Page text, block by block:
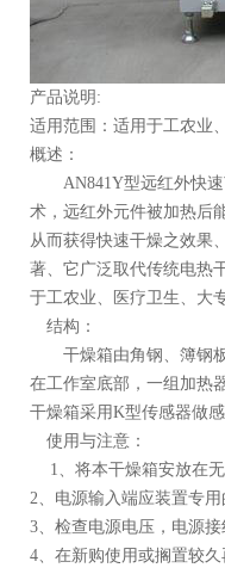
产品说明:
适用范围：适用于工农业
概述：
AN841Y型远红外快速
术，远红外元件被加热后
从而获得快速干燥之效果
著、它广泛取代传统电热
于工农业、医疗卫生、大
结构：
干燥箱由角钢、簿钢板
在工作室底部，一组加热
干燥箱采用K型传感器做
使用与注意：
1、将本干燥箱安放在
2、电源输入端应装置专
3、检查电源电压，电源
4、在新购使用或搁置较